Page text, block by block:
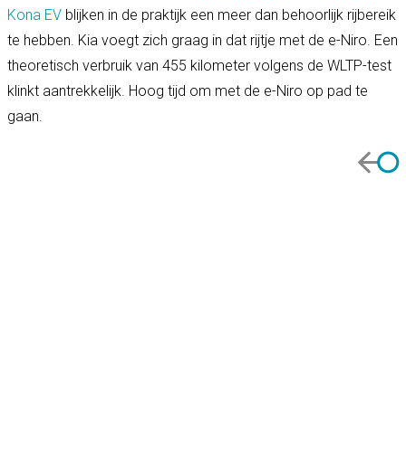
Kona EV blijken in de praktijk een meer dan behoorlijk rijbereik
te hebben. Kia voegt zich graag in dat rijtje met de e-Niro. Een
theoretisch verbruik van 455 kilometer volgens de WLTP-test
klinkt aantrekkelijk. Hoog tijd om met de e-Niro op pad te
gaan.